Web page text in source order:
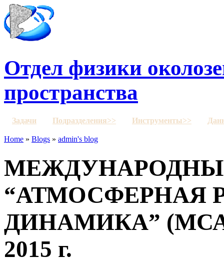
Отдел физики
пространства
Задачи Подразделения>> Инструменты>>
Home » Blogs » admin's blog
“АТМОСФЕРНАЯ
ДИНАМИКА”
2015 г.